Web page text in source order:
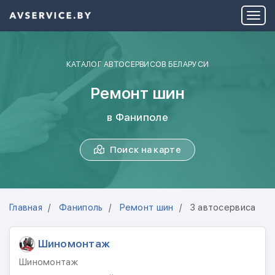
КАТАЛОГ АВТОСЕРВИСОВ БЕЛАРУСИ
Ремонт шин
в Фаниполе
Поиск на карте
Главная Фаниполь Ремонт шин 3 автосервиса
Шиномонтаж
Шиномонтаж